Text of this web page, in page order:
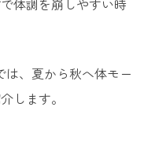
、夏から秋へ体モー
します。